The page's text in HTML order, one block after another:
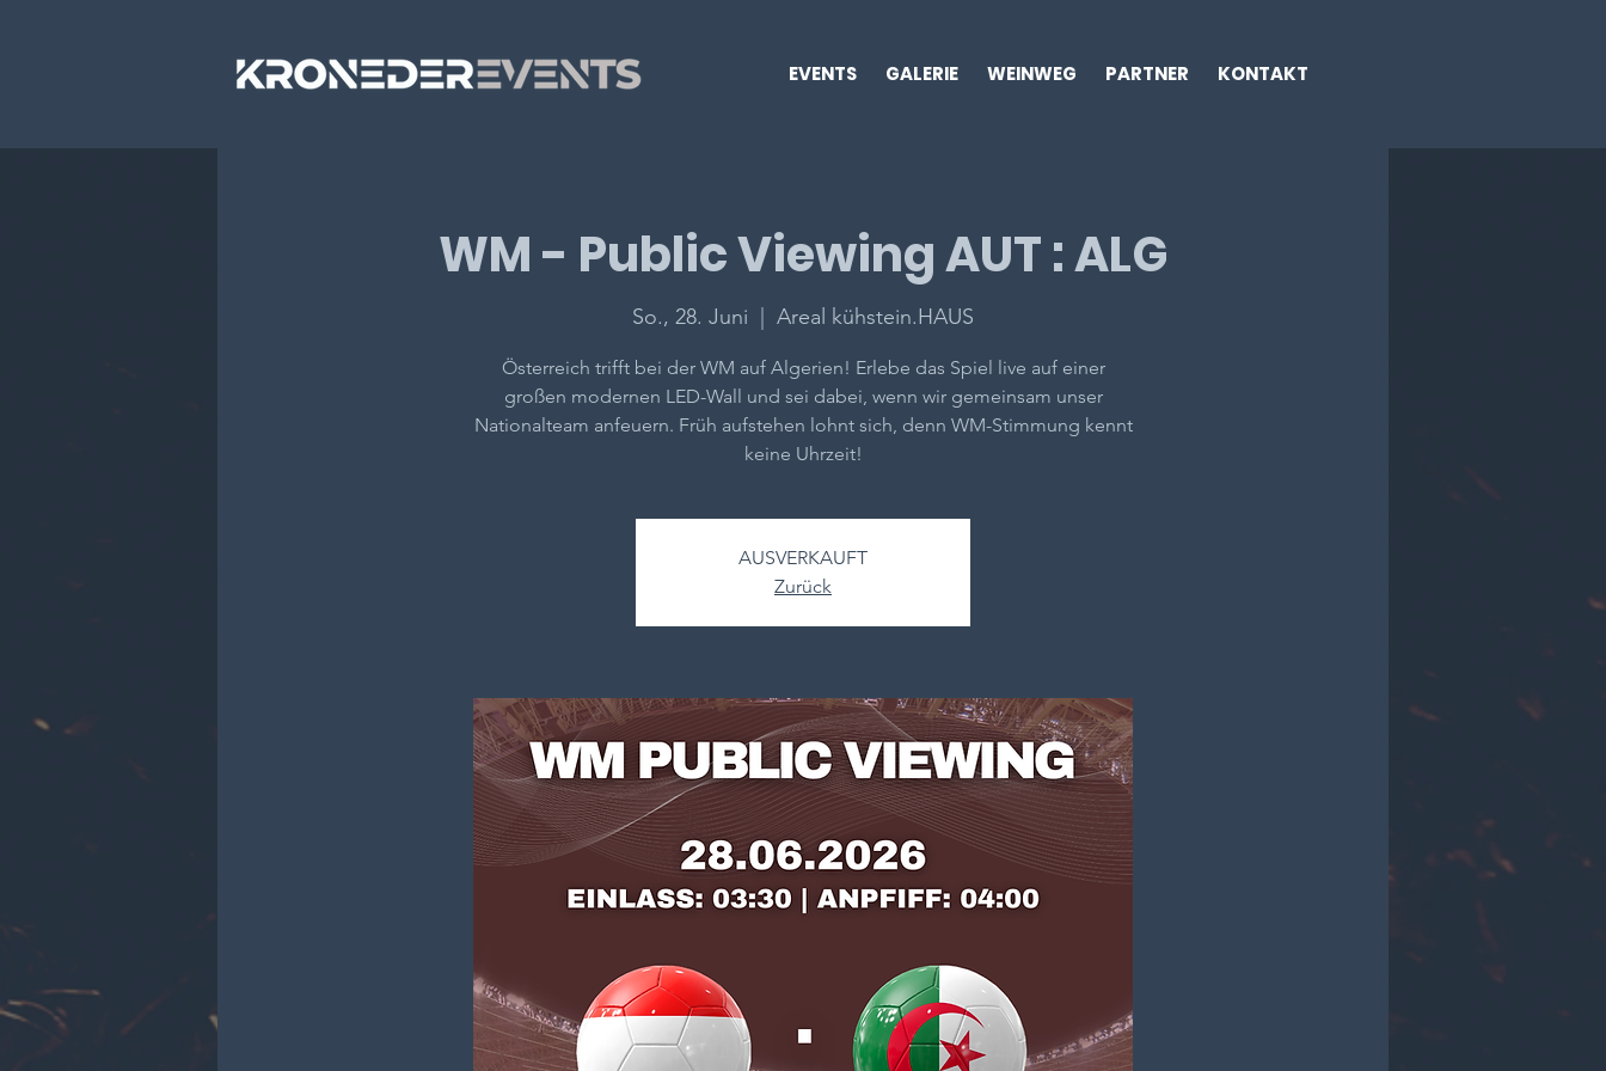
EVENTS GALERIE WEINWEG PARTNER KONTAKT
WM - Public Viewing AUT : ALG
So., 28. Juni Areal kühstein.HAUS
Österreich trifft bei der WM auf Algerien! Erlebe das Spiel live auf einer
großen modernen LED-Wall und sei dabei, wenn wir gemeinsam unser
Nationalteam anfeuern. Früh aufstehen lohnt sich, denn WM-Stimmung kennt
keine Uhrzeit!
AUSVERKAUFT
Zurück